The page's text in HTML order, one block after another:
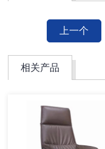
上一个
相关产品